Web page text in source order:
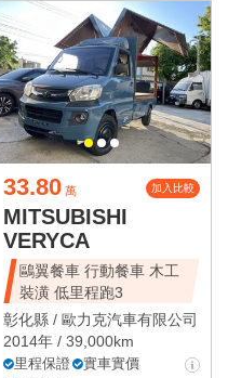
33.80 萬 加入比較
MITSUBISHI
VERYCA
鷗翼餐車 行動餐車 木工
裝潢 低里程跑3
彰化縣 / 歐力克汽車有限公司
2014年 / 39,000km
里程保證
實車實價